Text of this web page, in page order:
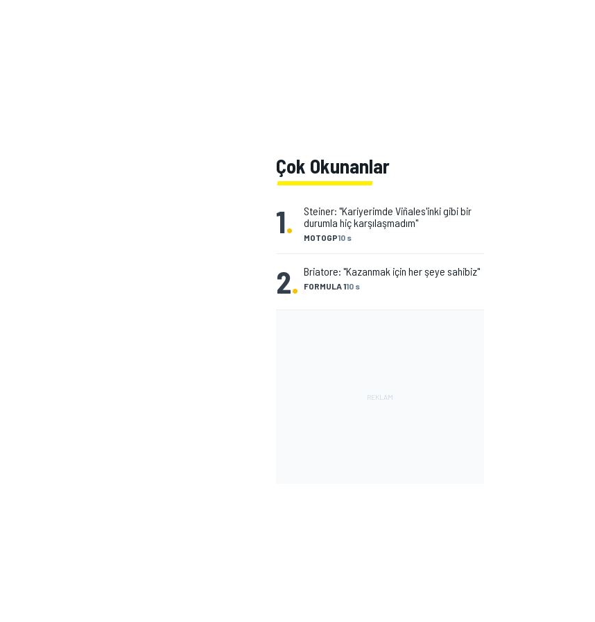
Çok Okunanlar
1. MOTOGP10 s
Steiner: "Kariyerimde Viñales'inki gibi bir
durumla hiç karşılaşmadım"
2. FORMULA 110 s
Briatore: "Kazanmak için her şeye sahibiz"